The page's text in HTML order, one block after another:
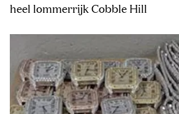
heel lommerrijk Cobble Hill